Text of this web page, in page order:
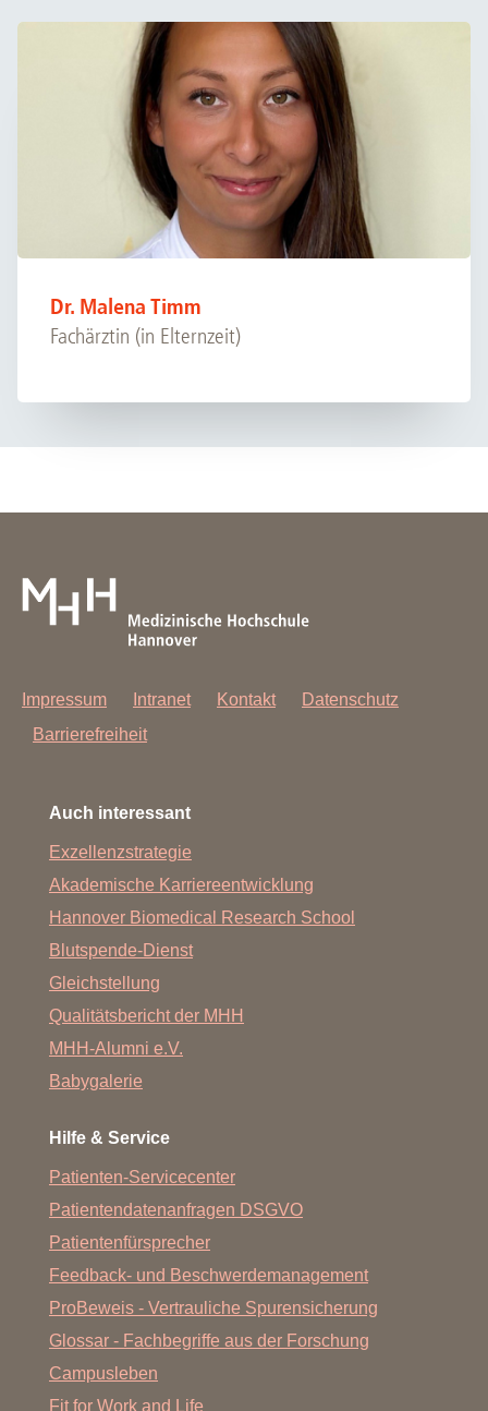
Dr. Malena Timm
Fachärztin (in Elternzeit)
Impressum Intranet Kontakt
Datenschutz
Barrierefreiheit
Auch interessant
Exzellenzstrategie
Akademische Karriereentwicklung
Hannover Biomedical Research School
Blutspende-Dienst
Gleichstellung
Qualitätsbericht der MHH
MHH-Alumni e.V.
Babygalerie
Hilfe & Service
Patienten-Servicecenter
Patientendatenanfragen DSGVO
Patientenfürsprecher
Feedback- und Beschwerdemanagement
ProBeweis - Vertrauliche Spurensicherung
Glossar - Fachbegriffe aus der Forschung
Campusleben
Fit for Work and Life